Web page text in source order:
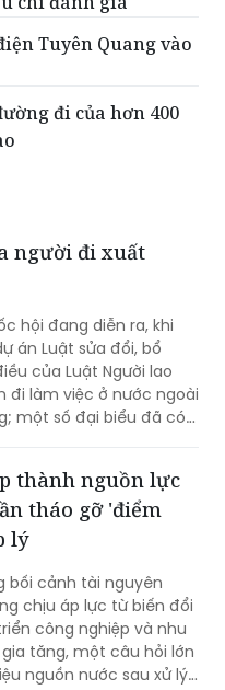
đi của hơn 400
người đi xuất
hội đang diễn ra, khi
án Luật sửa đổi, bổ
của Luật Người lao
đi làm việc ở nước ngoài
một số đại biểu đã có ý
thực khi đề xuất phát
lực của người đi xuất
thành nguồn lực
lý
bối cảnh tài nguyên
chịu áp lực từ biến đổi
công nghiệp và nhu
tăng, một câu hỏi lớn
nguồn nước sau xử lý
tạo ra giá trị thay vì kết
ở cửa xả? Bên cạnh
đại diện cha mẹ